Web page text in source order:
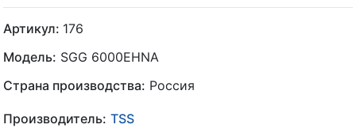
Артикул: 176
Модель: SGG 6000EHNA
Страна производства: Россия
Производитель: TSS